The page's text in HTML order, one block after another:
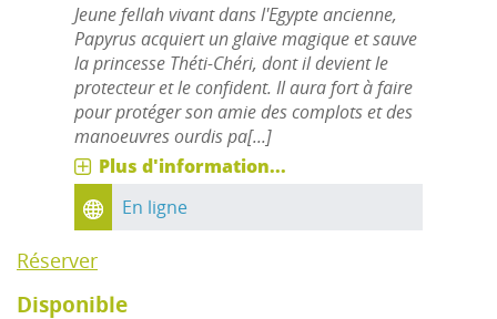
Jeune fellah vivant dans l'Egypte ancienne,
Papyrus acquiert un glaive magique et sauve
la princesse Théti-Chéri, dont il devient le
protecteur et le confident. Il aura fort à faire
pour protéger son amie des complots et des
manoeuvres ourdis pa[...]
Plus d'information...
En ligne
Réserver
Disponible